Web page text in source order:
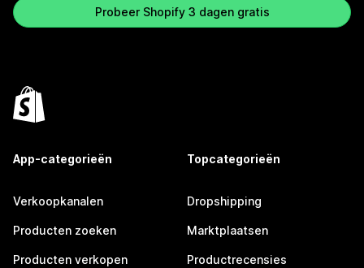
Probeer Shopify 3 dagen gratis
App-categorieën
Verkoopkanalen
Producten zoeken
Producten verkopen
Topcategorieën
Dropshipping
Marktplaatsen
Productrecensies